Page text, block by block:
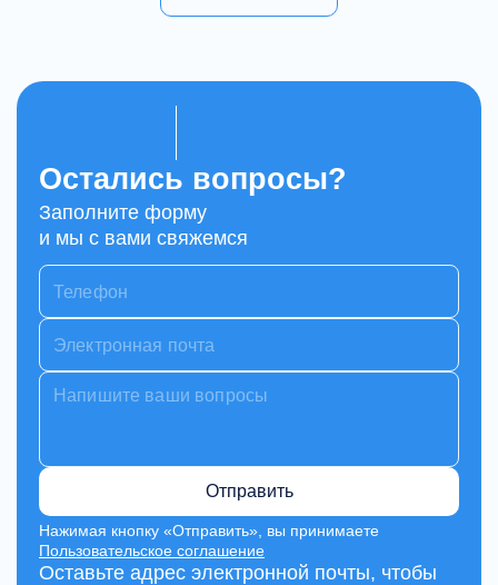
Остались вопросы?
Заполните форму
и мы с вами свяжемся
Отправить
Нажимая кнопку «Отправить», вы принимаете
Пользовательское соглашение
Оставьте адрес электронной почты, чтобы